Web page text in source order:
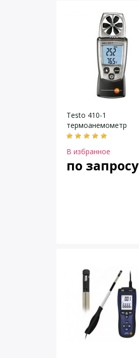
Testo 410-1
термоанемометр
В избранное
по запросу